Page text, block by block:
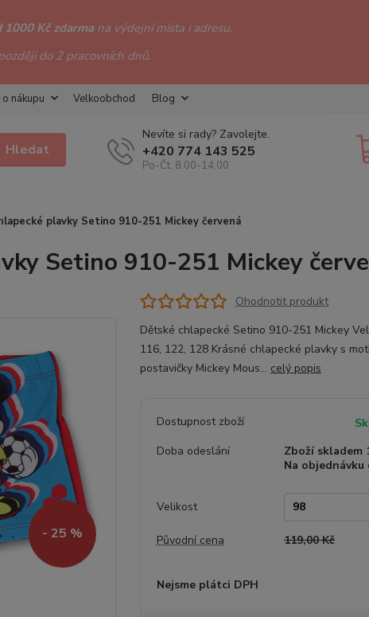
1000 Kč zdarmana výdejní místa i adresu.
do 2 pracovních dnů.
nákupu Velkoobchod Blog
Hledat
Nevíte si rady? Zavolejte.
+420 774 143 525
Po-Čt: 8.00-14.00
plavky Setino 910-251 Mickey červená
Setino 910-251 Mickey
- 25 %
Ohodnotit produkt
Dětské chlapecké Setino 910-251 Mickey
116, 122, 128 Krásné chlapecké plavky s
postavičky Mickey Mous... celý popis
Dostupnost zboží
Doba odeslání
Zboží skladem
Na
Velikost
Původní cena 119,00 Kč
Nejsme plátci DPH